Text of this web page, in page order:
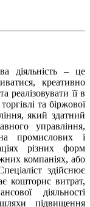
діяльність – це
креативно
реалізовувати її в
та біржової
який здатний
управління,
на промислових і
різних форм
компаніях, або
здійснює
кошторис витрат,
діяльності
підвищення